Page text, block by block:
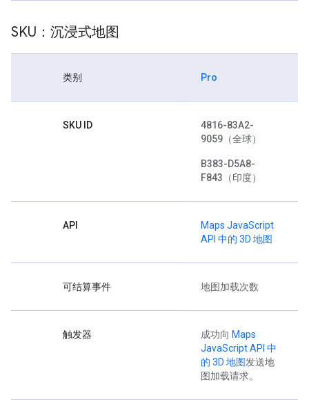
SKU：沉浸式地图
类别 Pro
SKU ID
4816-83A2-
9059 （全球）
B383-D5A8-
F843 （印度）
API
Maps JavaScript
API 中的 3D 地图
可结算事件 地图加载次数
触发器 成功向 Maps
JavaScript API 中
的 3D 地图发送地
图加载请求。